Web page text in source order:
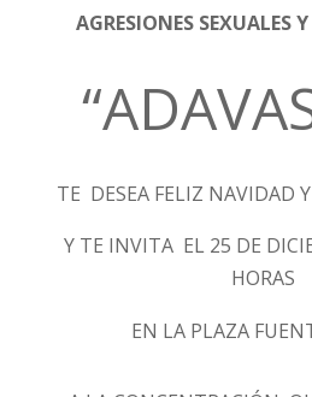
AGRESIONES SEXUALES
TE DESEA FELIZ NAVIDAD
Y TE INVITA EL 25 DE
HORAS
EN LA PLAZA